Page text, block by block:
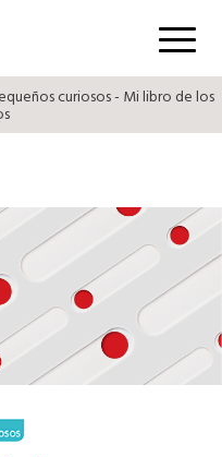
Menú
curiosos - Mi libro de los